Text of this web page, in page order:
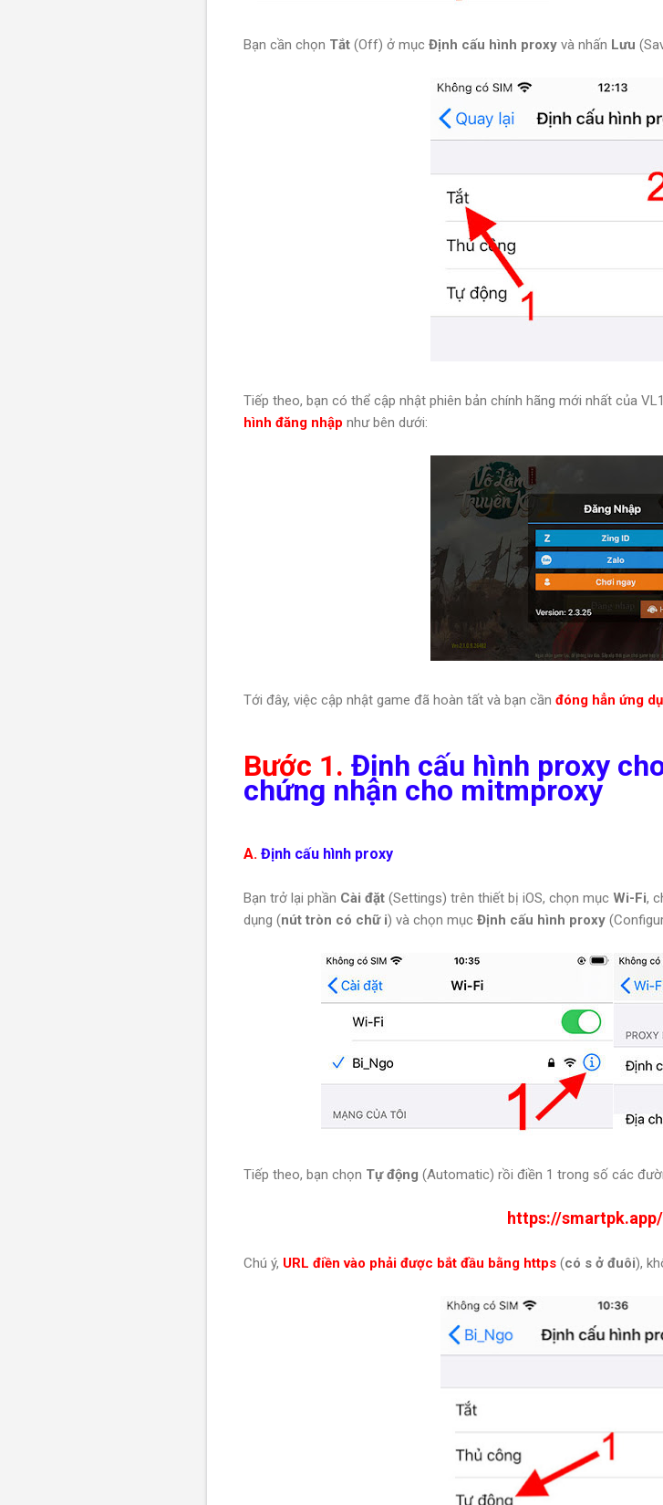
Bạn cần chọn Tắt (Off) ở mục Định cấu hình proxy và nhấn Lưu
Tiếp theo, bạn có thể cập nhật phiên bản chính hãng mới nhất của
hình đăng nhập như bên dưới:
Tới đây, việc cập nhật game đã hoàn tất và bạn cần đóng hẳn ứng
Bước 1. Định cấu hình proxy
chứng nhận cho mitmproxy
A. Định cấu hình proxy
Bạn trở lại phần Cài đặt (Settings) trên thiết bị iOS, chọn mục Wi-Fi,
dụng (nút tròn có chữ i) và chọn mục Định cấu hình proxy
Tiếp theo, bạn chọn Tự động (Automatic) rồi điền 1 trong số các
https://
Chú ý, URL điền vào phải được bắt đầu bằng https (có s ở đuôi),